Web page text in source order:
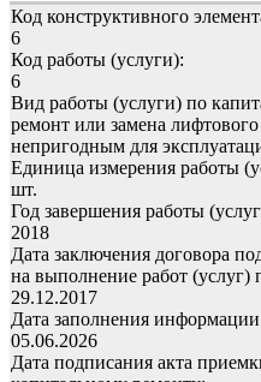
Код конструктивного
6
Код работы (услуги):
6
Вид работы (услуги) по
ремонт или замена
непригодным для
Единица измерения работы
шт.
Год завершения работы
2018
Дата заключения договора
на выполнение работ (услуг)
29.12.2017
Дата заполнения
05.06.2026
Дата подписания акта